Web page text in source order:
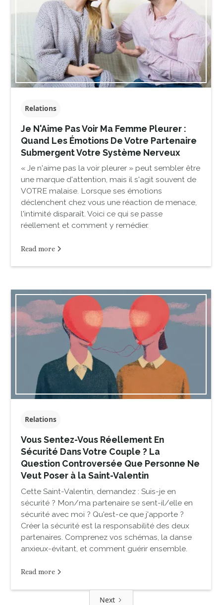
Relations
Je N'Aime Pas Voir Ma Femme Pleurer :
Quand Les Émotions De Votre Partenaire
Submergent Votre Système Nerveux
« Je n'aime pas la voir pleurer » peut sembler être
une marque d'attention, mais il s'agit souvent de
VOTRE malaise. Lorsque ses émotions
déclenchent chez vous une réaction de menace,
l'intimité disparaît. Voici ce qui se passe
réellement et comment y remédier.
Read more
Relations
Vous Sentez-Vous Réellement En
Sécurité Dans Votre Couple ? La
Question Controversée Que Personne Ne
Veut Poser à la Saint-Valentin
Cette Saint-Valentin, demandez : Suis-je en
sécurité ? Mon/ma partenaire se sent-il/elle en
sécurité avec moi ? Qu'est-ce que j'apporte ?
Créer la sécurité est la responsabilité des deux
partenaires. Comprenez vos schémas, la danse
anxieux-évitant, et comment guérir ensemble.
Read more
Next